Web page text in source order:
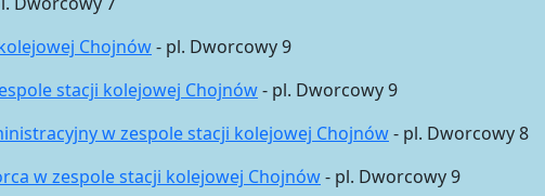
Chojnów- pl. Dworcowy 9
stacji kolejowej Chojnów- pl. Dworcowy 9
w zespole stacji kolejowej Chojnów- pl. Dworcowy 8
w zespole stacji kolejowej Chojnów- pl. Dworcowy 9